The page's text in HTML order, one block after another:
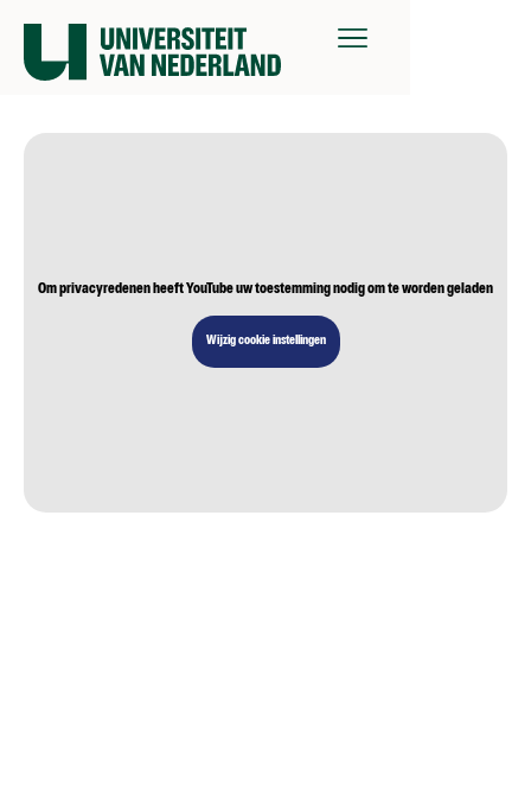
Om privacyredenen heeft YouTube uw toestemming nodig om te worden geladen
Wijzig cookie instellingen